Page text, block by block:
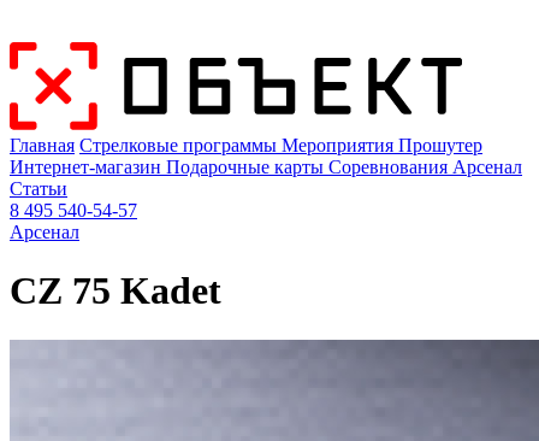
Главная Стрелковые программы Мероприятия Прошутер
Интернет-магазин Подарочные карты Соревнования Арсенал
Статьи
8 495 540-54-57
Арсенал
CZ 75 Kadet